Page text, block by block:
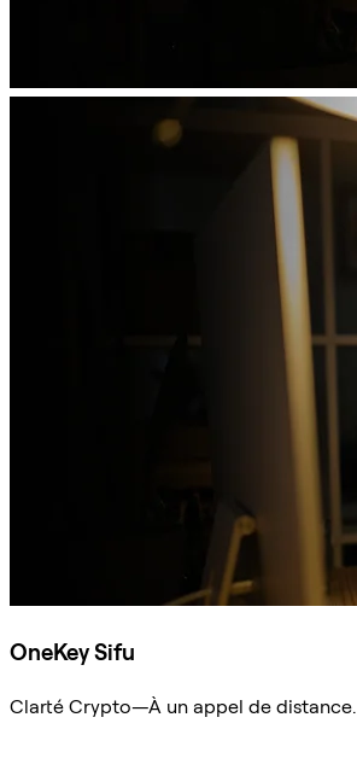
OneKey Sifu
Clarté Crypto—À un appel de distance.